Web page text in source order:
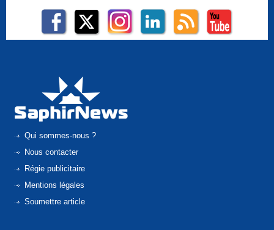
Qui sommes-nous ?
Nous contacter
Régie publicitaire
Mentions légales
Soumettre article